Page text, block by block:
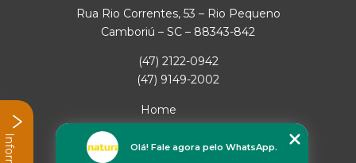
Rua Rio Correntes, 53 – Rio Pequeno
Camboriú – SC – 88343-842
(47) 2122-0942
(47) 9149-2002
Home
Empresa
Missão
Olá! Fale agora pelo WhatsApp.